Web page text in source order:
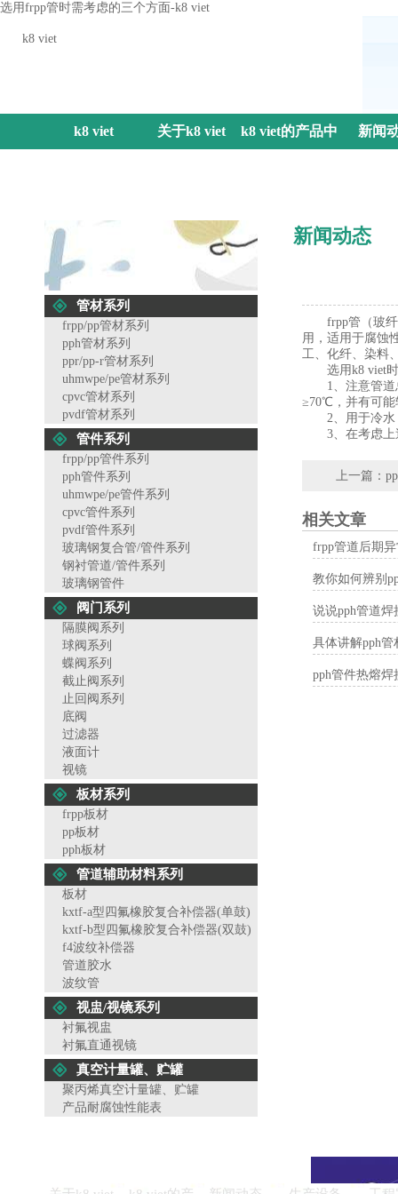
选用frpp管时需考虑的三个方面-k8 viet
k8 viet
k8 viet 关于k8 viet k8 viet的产品中 新闻
管材系列
frpp/pp管材系列
pph管材系列
ppr/pp-r管材系列
uhmwpe/pe管材系列
cpvc管材系列
pvdf管材系列
管件系列
frpp/pp管件系列
pph管件系列
uhmwpe/pe管件系列
cpvc管件系列
pvdf管件系列
玻璃钢复合管/管件系列
钢衬管道/管件系列
玻璃钢管件
阀门系列
隔膜阀系列
球阀系列
蝶阀系列
截止阀系列
止回阀系列
底阀
过滤器
液面计
视镜
板材系列
frpp板材
pp板材
pph板材
管道辅助材料系列
板材
kxtf-a型四氟橡胶复合补偿器(单鼓)
kxtf-b型四氟橡胶复合补偿器(双鼓)
f4波纹补偿器
管道胶水
波纹管
视盅/视镜系列
衬氟视盅
衬氟直通视镜
真空计量罐、贮罐
聚丙烯真空计量罐、贮罐
产品耐腐蚀性能表
新闻动态
frpp管（玻纤
用，适用于腐蚀
工、化纤、染料
选用k8 viet
1、注意管道总
≥70℃，并有可能
2、用于冷水（
3、在考虑上述
上一篇：
相关文章
frpp管道后期
教你如何辨别
说说pph管道
具体讲解pph
pph管件热熔